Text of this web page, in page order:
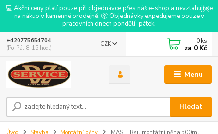
💻 Akční ceny platí pouze při objednávce přes náš e-shop a nevztahují se
na nákup v kamenné prodejně. 📦 Objednávky expedujeme pouze v
pracovních dnech pondělí–pátek.
Menu
CZK
Hledat
+420775654704
(Po-Pá, 8-16 hod.)
0 ks
za 0 Kč
Úvod Stavba Montážní pěny
MASTERsil montážní pěna 500ml